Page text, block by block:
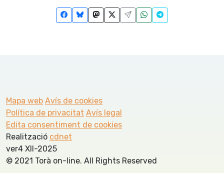
Mapa web Avís de cookies
Política de privacitat Avís legal
Edita consentiment de cookies
Realització cdnet
ver4 XII-2025
© 2021 Torà on-line. All Rights Reserved